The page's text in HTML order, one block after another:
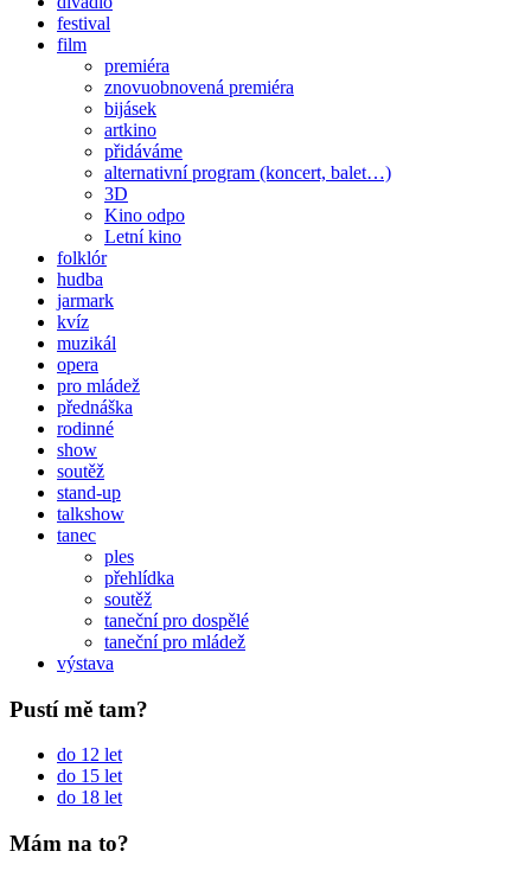
festival
film
premiéra
znovuobnovená premiéra
bijásek
artkino
přidáváme
alternativní program (koncert, balet…)
3D
Kino odpo
Letní kino
folklór
hudba
jarmark
kvíz
muzikál
opera
pro mládež
přednáška
rodinné
show
soutěž
stand-up
talkshow
tanec
ples
přehlídka
soutěž
taneční pro dospělé
taneční pro mládež
výstava
Pustí mě tam?
do 12 let
do 15 let
do 18 let
Mám na to?